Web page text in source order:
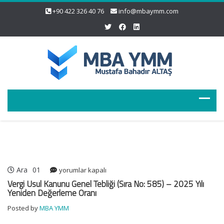
+90 422 326 40 76 info@mbaymm.com
Ara 01
Vergi
Usul
Kanunu
Tebliği
yorumlar kapalı
Vergi Usul Kanunu Genel Tebliği (Sıra No: 585) – 2025 Yılı
Yeniden Değerleme Oranı
Posted byMBA YMM